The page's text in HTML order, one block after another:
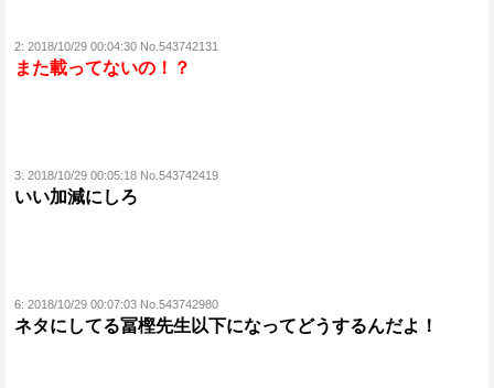
2: 2018/10/29 00:04:30 No.543742131
また載ってないの！？
3: 2018/10/29 00:05:18 No.543742419
いい加減にしろ
6: 2018/10/29 00:07:03 No.543742980
ネタにしてる冨樫先生以下になってどうするんだよ！